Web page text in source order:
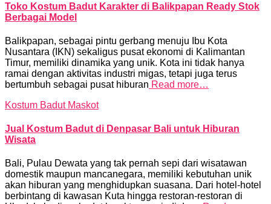
Toko Kostum Badut Karakter di Balikpapan Ready Stok
Berbagai Model
Balikpapan, sebagai pintu gerbang menuju Ibu Kota
Nusantara (IKN) sekaligus pusat ekonomi di Kalimantan
Timur, memiliki dinamika yang unik. Kota ini tidak hanya
ramai dengan aktivitas industri migas, tetapi juga terus
bertumbuh sebagai pusat hiburan Read more…
Kostum Badut Maskot
Jual Kostum Badut di Denpasar Bali untuk Hiburan
Wisata
Bali, Pulau Dewata yang tak pernah sepi dari wisatawan
domestik maupun mancanegara, memiliki kebutuhan unik
akan hiburan yang menghidupkan suasana. Dari hotel-hotel
berbintang di kawasan Kuta hingga restoran-restoran di